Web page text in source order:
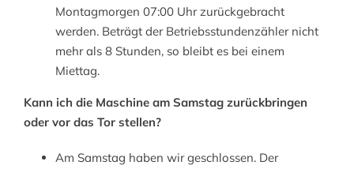
Montagmorgen 07:00 Uhr zurückgebracht
werden. Beträgt der Betriebsstundenzähler nicht
mehr als 8 Stunden, so bleibt es bei einem
Miettag.
Kann ich die Maschine am Samstag zurückbringen
oder vor das Tor stellen?
Am Samstag haben wir geschlossen. Der